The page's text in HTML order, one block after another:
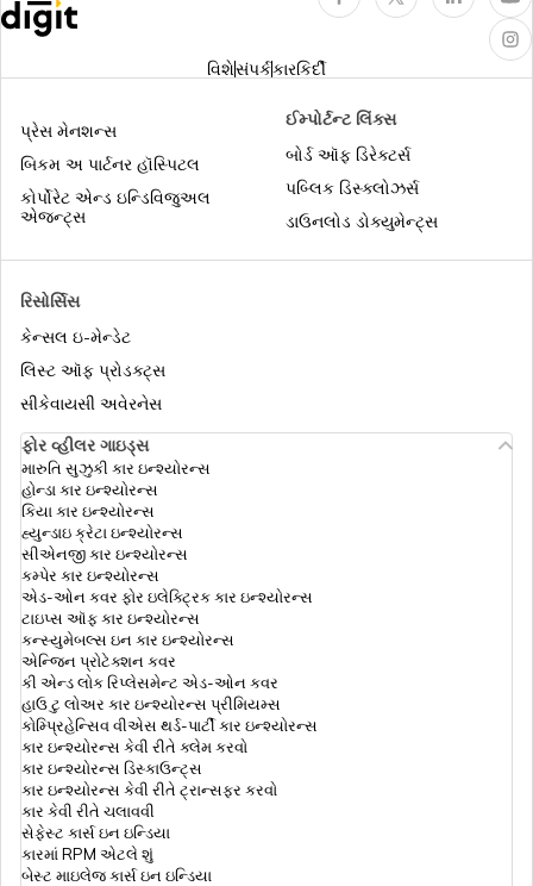
ધુમ્રપાન કરનારાઓ માટે હેલ્થ ઈન્શ્યુરન્સ
હેલ્થ ઇન્શ્યુરન્સ
સિનિયર સિટિઝન માટે સુપર ટોપ-અપ હેલ્થ
ઈન્સ્યોરન્સ
મેડિક્લેઈમ vs હેલ્થ ઇન્શ્યુરન્સ
કોમ્પ્રીહેન્સીવ હેલ્થ ઈન્શ્યુરન્સ
યોગ્ય સમ ઈન્સુરેડ કેવી રીતે પસંદ કરવી
હેલ્થ ઇન્સ્યોરન્સ પ્રીમિયમ કેલ્ક્યુલેટર
ઇનપેશન્ટ vs આઉટપેશન્ટ
રેટોરિમેન્ટ લોકો માટે હેલ્થ ઇન્સ્યોરન્સના
વિશેસંપર્કકારકિર્દી
રિસોર્સિસ
કેન્સલ ઇ-મેન્ડેટ
લિસ્ટ ઑફ પ્રોડક્ટ્સ
સીકેવાયસી અવેરનેસ
પ્રેસ મેનશન્સ
બિકમ અ પાર્ટનર હૉસ્પિટલ
કોર્પોરેટ એન્ડ ઇન્ડિવિજુઅલ
એજન્ટ્સ
ઈમ્પોર્ટન્ટ લિંક્સ
બોર્ડ ઑફ ડિરેક્ટર્સ
પબ્લિક ડિસ્ક્લોઝર્સ
ડાઉનલોડ ડોક્યુમેન્ટ્સ
ફોર વ્હીલર ગાઇડ્સ
મારુતિ સુઝુકી કાર ઇન્શ્યોરન્સ
હોન્ડા કાર ઇન્શ્યોરન્સ
કિયા કાર ઇન્શ્યોરન્સ
હ્યુન્ડાઇ ક્રેટા ઇન્શ્યોરન્સ
સીએનજી કાર ઇન્શ્યોરન્સ
કમ્પેર કાર ઇન્શ્યોરન્સ
એડ-ઓન કવર ફોર ઇલેક્ટ્રિક કાર ઇન્શ્યોરન્સ
ટાઇપ્સ ઑફ કાર ઇન્શ્યોરન્સ
કન્સ્યુમેબલ્સ ઇન કાર ઇન્શ્યોરન્સ
એન્જિન પ્રોટેક્શન કવર
કી એન્ડ લોક રિપ્લેસમેન્ટ એડ-ઓન કવર
હાઉ ટુ લોઅર કાર ઇન્શ્યોરન્સ પ્રીમિયમ્સ
કોમ્પ્રિહેન્સિવ વીએસ થર્ડ-પાર્ટી કાર ઇન્શ્યોરન્સ
કાર ઇન્શ્યોરન્સ કેવી રીતે ક્લેમ કરવો
કાર ઇન્શ્યોરન્સ ડિસ્કાઉન્ટ્સ
કાર ઇન્શ્યોરન્સ કેવી રીતે ટ્રાન્સફર કરવો
કાર કેવી રીતે ચલાવવી
સેફેસ્ટ કાર્સ ઇન ઇન્ડિયા
કારમાં RPM એટલે શું
બેસ્ટ માઇલેજ કાર્સ ઇન ઇન્ડિયા